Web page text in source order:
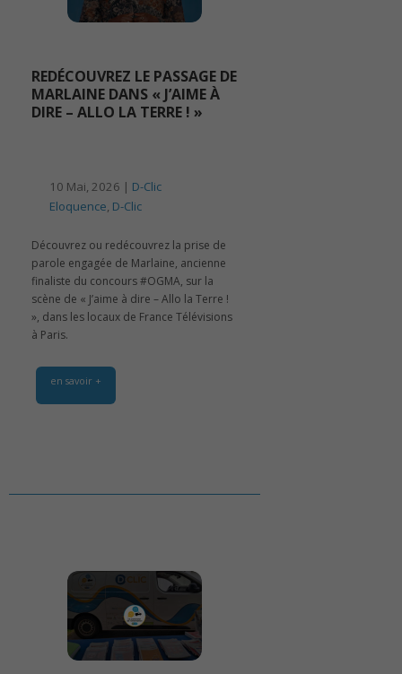
REDÉCOUVREZ LE PASSAGE DE
MARLAINE DANS « J’AIME À
DIRE – ALLO LA TERRE ! »
10 Mai, 2026 | D-Clic
Eloquence D-Clic
Découvrez ou redécouvrez la prise de
parole engagée de Marlaine, ancienne
finaliste du concours #OGMA, sur la
scène de « J’aime à dire – Allo la Terre !
», dans les locaux de France Télévisions
à Paris.
en savoir +